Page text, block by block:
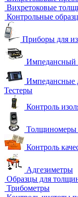
Магнитный
Магнитные
Магнитометры,
Автоматические
контроля
Образцы для МПД
Расходные
УФ-лампы и
Метод магнитной
Приборы для
Вихретоковый
Вихретоковые
Вихретоковые
Вихретоковые
Контрольные
Приборы для
Импедансный